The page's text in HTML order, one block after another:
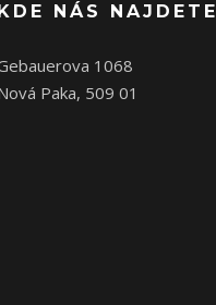
NÁS NAJDETE
1068
Paka, 509 01